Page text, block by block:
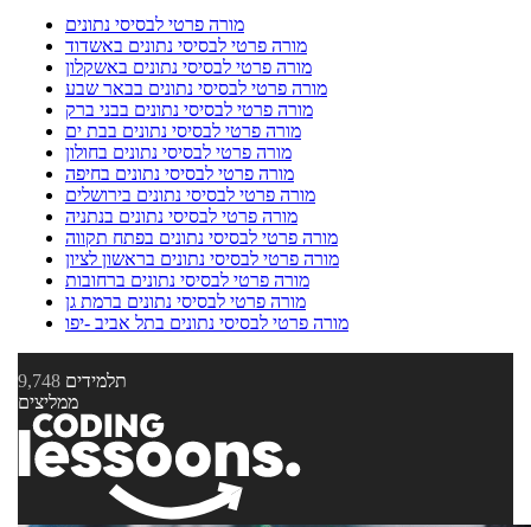
מורה פרטי לבסיסי נתונים
מורה פרטי לבסיסי נתונים באשדוד
מורה פרטי לבסיסי נתונים באשקלון
מורה פרטי לבסיסי נתונים בבאר שבע
מורה פרטי לבסיסי נתונים בבני ברק
מורה פרטי לבסיסי נתונים בבת ים
מורה פרטי לבסיסי נתונים בחולון
מורה פרטי לבסיסי נתונים בחיפה
מורה פרטי לבסיסי נתונים בירושלים
מורה פרטי לבסיסי נתונים בנתניה
מורה פרטי לבסיסי נתונים בפתח תקווה
מורה פרטי לבסיסי נתונים בראשון לציון
מורה פרטי לבסיסי נתונים ברחובות
מורה פרטי לבסיסי נתונים ברמת גן
מורה פרטי לבסיסי נתונים בתל אביב -יפו
9,748 תלמידים
ממליצים